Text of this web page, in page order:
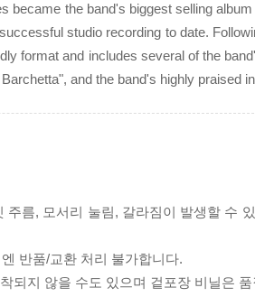
became the band's biggest selling
studio recording to date.
format and includes several of the
and the band's highly praised
주름, 모서리 눌림, 갈라짐이 발생할 수
반품/교환 처리 불가합니다.
되지 않을 수도 있으며 겉포장 비닐은